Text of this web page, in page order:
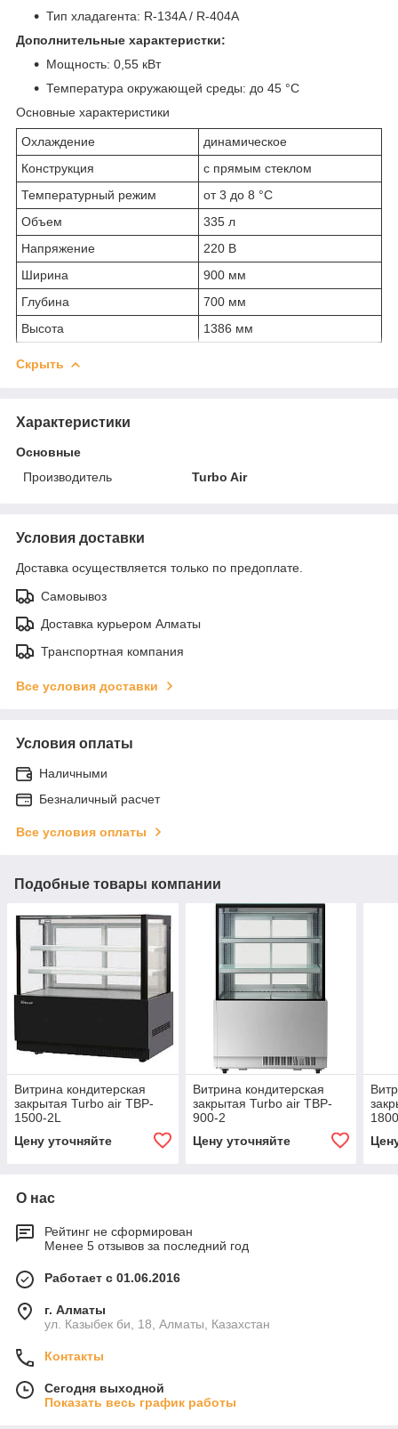
Тип хладагента: R-134A / R-404A
Дополнительные характеристки:
Мощность: 0,55 кВт
Температура окружающей среды: до 45 °С
Основные характеристики
Охлаждение
динамическое
Конструкция
с прямым стеклом
Температурный режим
от 3 до 8 °С
Объем
335 л
Напряжение
220 В
Ширина
900 мм
Глубина
700 мм
Высота
1386 мм
Скрыть
Характеристики
Основные
Производитель
Turbo Air
Условия доставки
Доставка осуществляется только по предоплате.
Самовывоз
Доставка курьером Алматы
Транспортная компания
Все условия доставки
Условия оплаты
Наличными
Безналичный расчет
Все условия оплаты
Подобные товары компании
Витрина кондитерская
закрытая Turbo air TBP-
1500-2L
Цену уточняйте
Витрина кондитерская
закрытая Turbo air TBP-
900-2
Цену уточняйте
О нас
Рейтинг не сформирован
Менее 5 отзывов за последний год
Работает с 01.06.2016
г. Алматы
ул. Казыбек би, 18, Алматы, Казахстан
Контакты
Сегодня выходной
Показать весь график работы